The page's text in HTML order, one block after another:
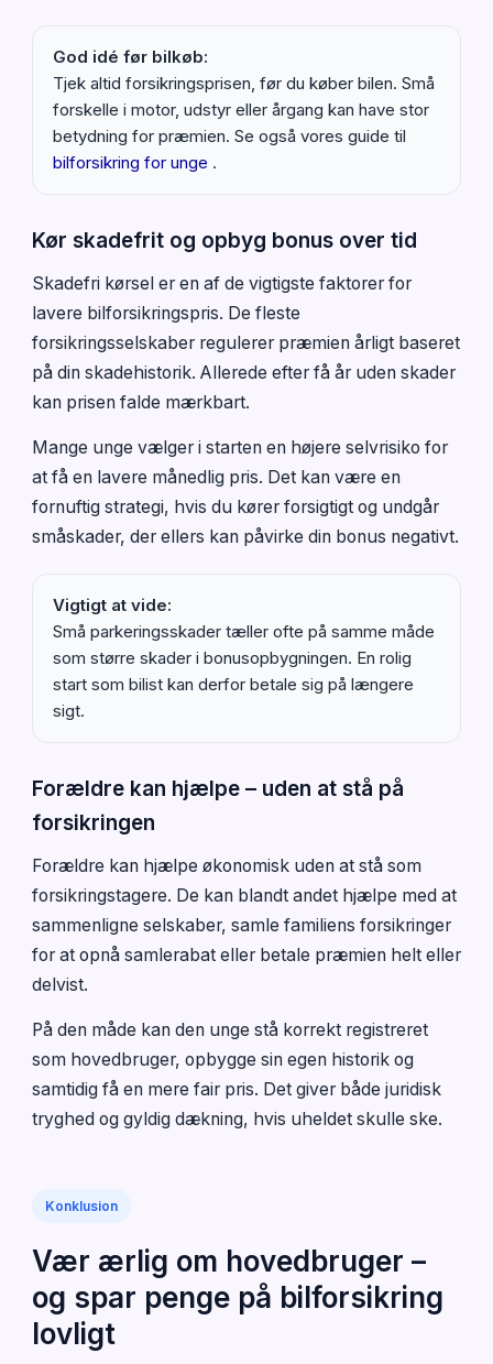
God idé før bilkøb:
Tjek altid forsikringsprisen, før du køber bilen. Små
forskelle i motor, udstyr eller årgang kan have stor
betydning for præmien. Se også vores guide til
bilforsikring for unge .
Kør skadefrit og opbyg bonus over tid
Skadefri kørsel er en af de vigtigste faktorer for
lavere bilforsikringspris. De fleste
forsikringsselskaber regulerer præmien årligt baseret
på din skadehistorik. Allerede efter få år uden skader
kan prisen falde mærkbart.
Mange unge vælger i starten en højere selvrisiko for
at få en lavere månedlig pris. Det kan være en
fornuftig strategi, hvis du kører forsigtigt og undgår
småskader, der ellers kan påvirke din bonus negativt.
Vigtigt at vide:
Små parkeringsskader tæller ofte på samme måde
som større skader i bonusopbygningen. En rolig
start som bilist kan derfor betale sig på længere
sigt.
Forældre kan hjælpe – uden at stå på
forsikringen
Forældre kan hjælpe økonomisk uden at stå som
forsikringstagere. De kan blandt andet hjælpe med at
sammenligne selskaber, samle familiens forsikringer
for at opnå samlerabat eller betale præmien helt eller
delvist.
På den måde kan den unge stå korrekt registreret
som hovedbruger, opbygge sin egen historik og
samtidig få en mere fair pris. Det giver både juridisk
tryghed og gyldig dækning, hvis uheldet skulle ske.
Konklusion
Vær ærlig om hovedbruger –
og spar penge på bilforsikring
lovligt